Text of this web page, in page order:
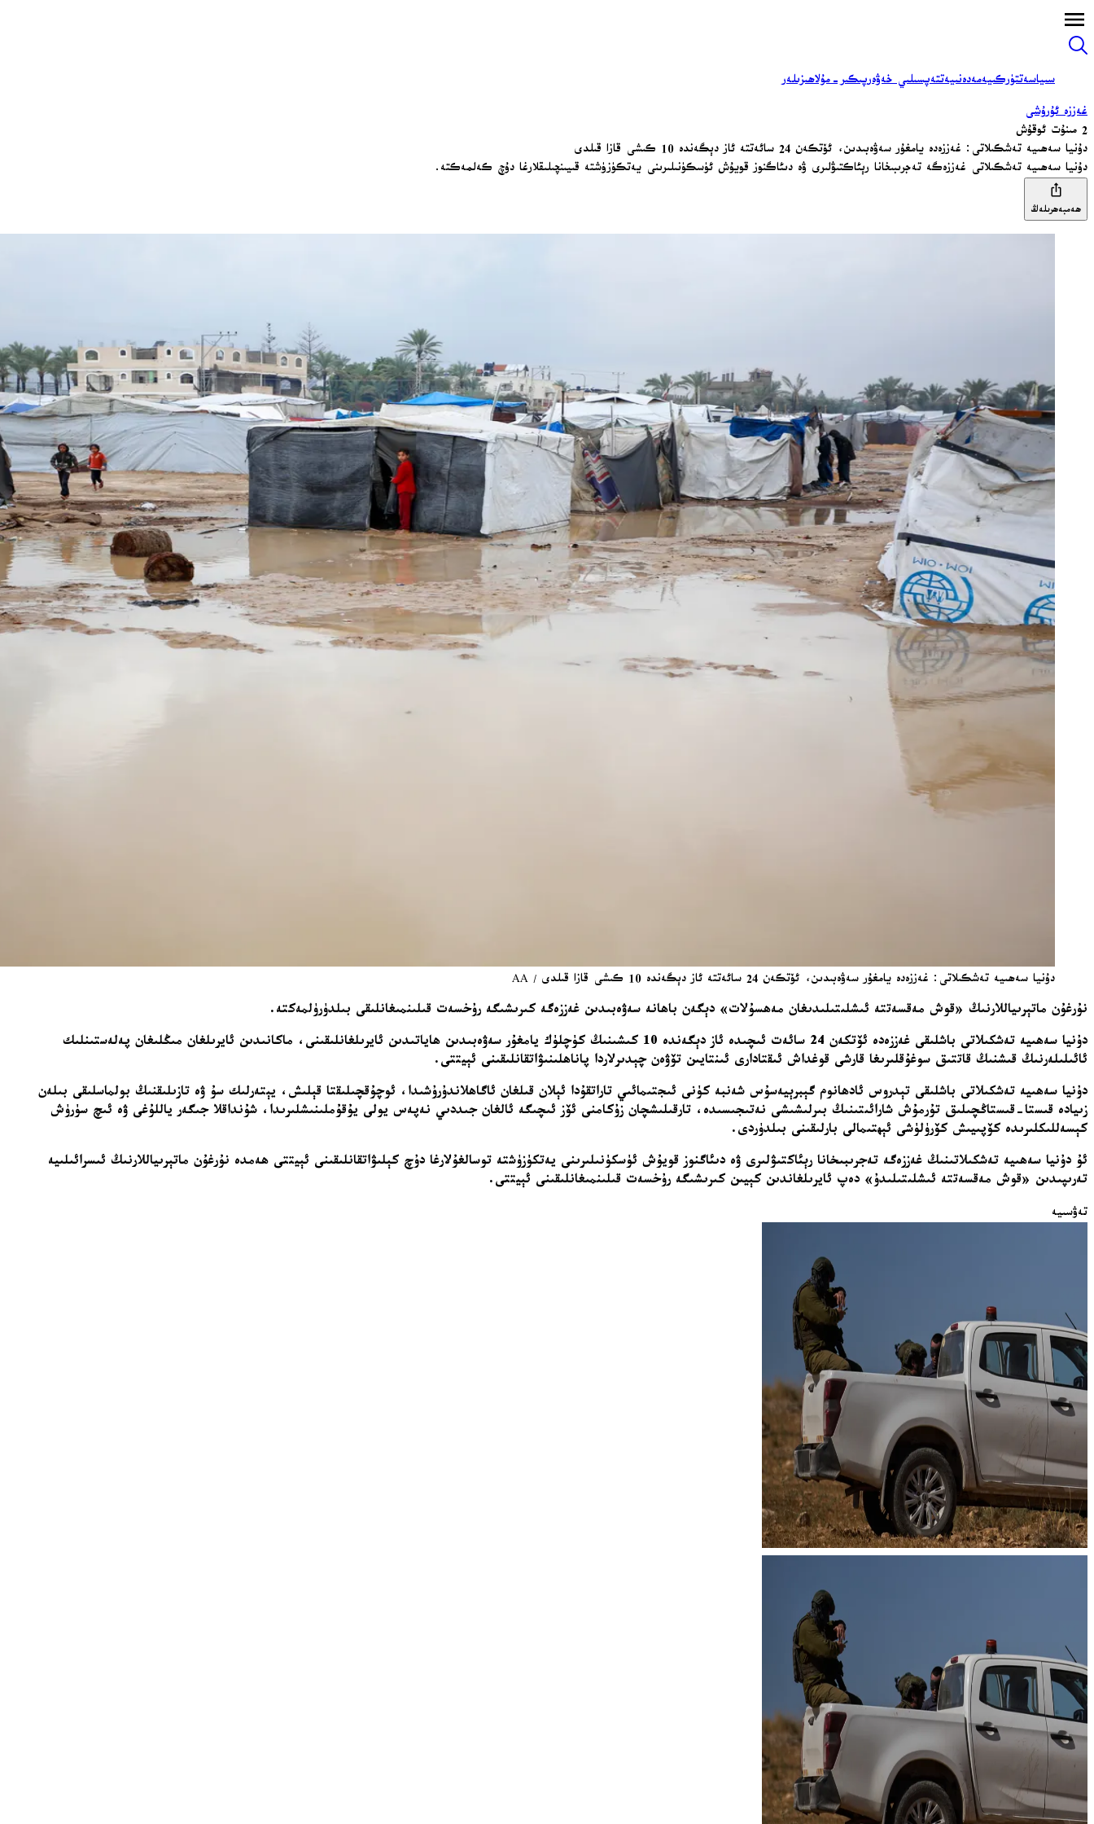
سىياسەتتۈركىيەمەدەنىيەتتەپسىلىي خەۋەرپىكىر-مۇلاھىزىلەر
غەززە ئۇرۇشى
2 مىنۇت ئوقۇش
دۇنيا سەھىيە تەشكىلاتى: غەززەدە يامغۇر سەۋەبىدىن، ئۆتكەن 24 سائەتتە ئاز دېگەندە 10 كىشى قازا قىلدى
دۇنيا سەھىيە تەشكىلاتى غەززەگە تەجرىبىخانا رېئاكتىۋلىرى ۋە دىئاگنوز قويۇش ئۈسكۈنىلىرىنى يەتكۈزۈشتە قىيىنچىلىقلارغا دۇچ كەلمەكتە.
ھەمبەھرىلەڭ
دۇنيا سەھىيە تەشكىلاتى: غەززەدە يامغۇر سەۋەبىدىن، ئۆتكەن 24 سائەتتە ئاز دېگەندە 10 كىشى قازا قىلدى / AA
نۇرغۇن ماتېرىياللارنىڭ «قوش مەقسەتتە ئىشلىتىلىدىغان مەھسۇلات» دېگەن باھانە سەۋەبىدىن غەززەگە كىرىشىگە رۇخسەت قىلىنمىغانلىقى بىلدۈرۈلمەكتە.
دۇنيا سەھىيە تەشكىلاتى باشلىقى غەززەدە ئۆتكەن 24 سائەت ئىچىدە ئاز دېگەندە 10 كىشىنىڭ كۈچلۈك يامغۇر سەۋەبىدىن ھاياتىدىن ئايرىلغانلىقىنى، ماكانىدىن ئايرىلغان مىڭلىغان پەلەستىنلىك
ئائىلىلەرنىڭ قىشنىڭ قاتتىق سوغۇقلىرىغا قارشى قوغداش ئىقتادارى ئىنتايىن تۆۋەن چېدىرلاردا پاناھلىنىۋاتقانلىقىنى ئېيتتى.
دۇنيا سەھىيە تەشكىلاتى باشلىقى تېدروس ئادھانوم گېبرېيەسۇس شەنبە كۈنى ئىجتىمائىي تاراتقۇدا ئېلان قىلغان ئاگاھلاندۇرۇشىدا، ئوچۇقچىلىقتا قېلىش، يېتەرلىك سۇ ۋە تازىلىقنىڭ بولماسلىقى بىلەن
زىيادە قىستا-قىستاڭچىلىق تۇرمۇش شارائىتىنىڭ بىرلىشىشى نەتىجىسىدە، تارقىلىشچان زۇكامنى ئۆز ئىچىگە ئالغان جىددىي نەپەس يولى يۇقۇملىنىشلىرىدا، شۇنداقلا جىگەر ياللۇغى ۋە ئىچ سۈرۈش
كېسەللىكلىرىدە كۆپىيىش كۆرۈلۈشى ئېھتىمالى بارلىقىنى بىلدۈردى.
ئۇ دۇنيا سەھىيە تەشكىلاتىنىڭ غەززەگە تەجرىبىخانا رېئاكتىۋلىرى ۋە دىئاگنوز قويۇش ئۈسكۈنىلىرىنى يەتكۈزۈشتە توسالغۇلارغا دۇچ كېلىۋاتقانلىقىنى ئېيتتى ھەمدە نۇرغۇن ماتېرىياللارنىڭ ئىسرائىلىيە
تەرىپىدىن «قوش مەقسەتتە ئىشلىتىلىدۇ» دەپ ئايرىلغاندىن كېيىن كىرىشىگە رۇخسەت قىلىنمىغانلىقىنى ئېيتتى.
تەۋسىيە